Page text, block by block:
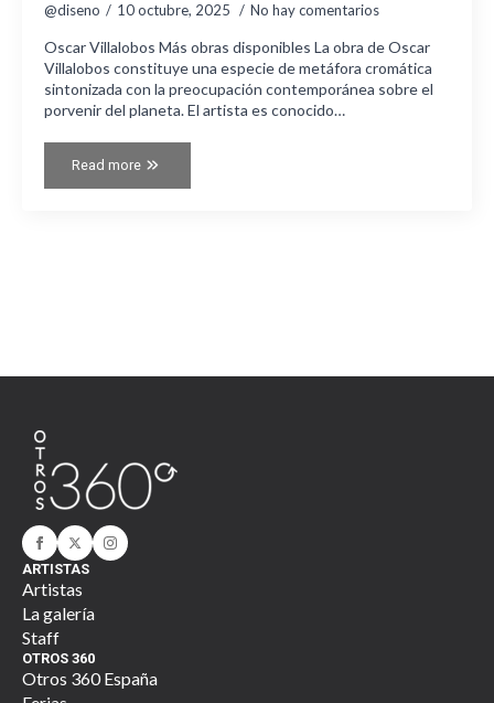
@diseno 10 octubre, 2025 No hay comentarios
Oscar Villalobos Más obras disponibles La obra de Oscar
Villalobos constituye una especie de metáfora cromática
sintonizada con la preocupación contemporánea sobre el
porvenir del planeta. El artista es conocido…
Read more
ARTISTAS
Artistas
La galería
Staff
OTROS 360
Otros 360 España